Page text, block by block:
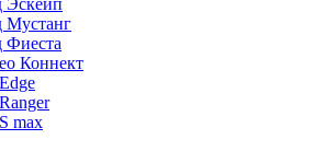
Эскейп
Мустанг
Фиеста
Коннект
max